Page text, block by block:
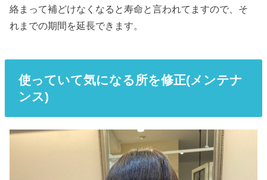
絡まって補どけなくなると寿命と言われてますので、そ
れまでの期間を延長できます。
使っていて気になる所を修正(メンテナ
ンス)